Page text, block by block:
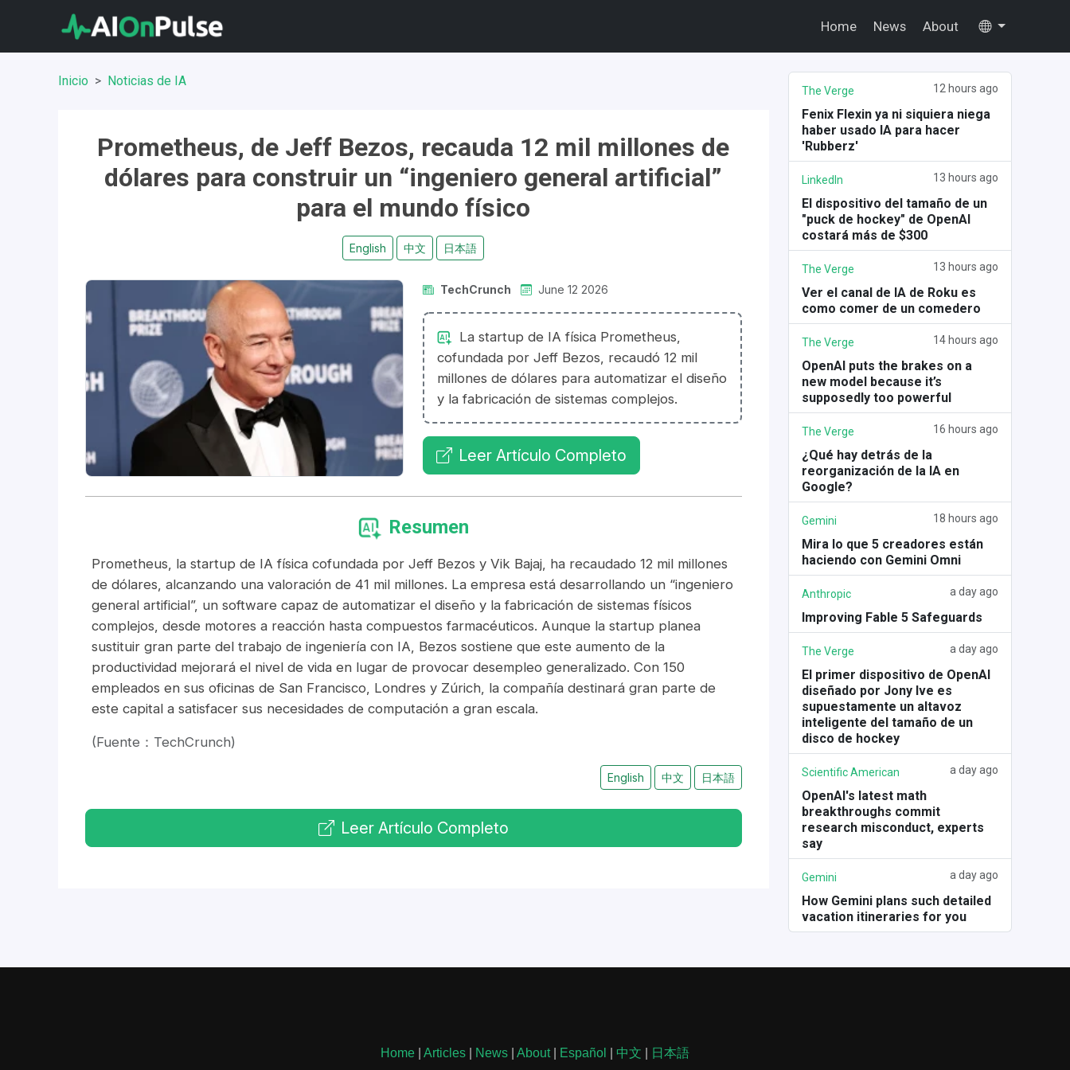
Home News About
Inicio Noticias de IA
Prometheus, de Jeff Bezos, recauda 12 mil millones de
dólares para construir un “ingeniero general artificial”
para el mundo físico
English 中文 日本語
TechCrunch June 12 2026
La startup de IA física Prometheus,
cofundada por Jeff Bezos, recaudó 12 mil
millones de dólares para automatizar el diseño
y la fabricación de sistemas complejos.
Leer Artículo Completo
Resumen
Prometheus, la startup de IA física cofundada por Jeff Bezos y Vik Bajaj, ha recaudado 12 mil millones
de dólares, alcanzando una valoración de 41 mil millones. La empresa está desarrollando un “ingeniero
general artificial”, un software capaz de automatizar el diseño y la fabricación de sistemas físicos
complejos, desde motores a reacción hasta compuestos farmacéuticos. Aunque la startup planea
sustituir gran parte del trabajo de ingeniería con IA, Bezos sostiene que este aumento de la
productividad mejorará el nivel de vida en lugar de provocar desempleo generalizado. Con 150
empleados en sus oficinas de San Francisco, Londres y Zúrich, la compañía destinará gran parte de
este capital a satisfacer sus necesidades de computación a gran escala.
(Fuente：TechCrunch)
English 中文 日本語
Leer Artículo Completo
The Verge 12 hours ago
Fenix Flexin ya ni siquiera niega
haber usado IA para hacer
'Rubberz'
LinkedIn 13 hours ago
El dispositivo del tamaño de un
"puck de hockey" de OpenAI
costará más de $300
The Verge 13 hours ago
Ver el canal de IA de Roku es
como comer de un comedero
The Verge 14 hours ago
OpenAI puts the brakes on a
new model because it’s
supposedly too powerful
The Verge 16 hours ago
¿Qué hay detrás de la
reorganización de la IA en
Google?
Gemini 18 hours ago
Mira lo que 5 creadores están
haciendo con Gemini Omni
Anthropic a day ago
Improving Fable 5 Safeguards
The Verge a day ago
El primer dispositivo de OpenAI
diseñado por Jony Ive es
supuestamente un altavoz
inteligente del tamaño de un
disco de hockey
Scientific American a day ago
OpenAI's latest math
breakthroughs commit
research misconduct, experts
say
Gemini a day ago
How Gemini plans such detailed
vacation itineraries for you
Home Articles News About| Español 中文 日本語